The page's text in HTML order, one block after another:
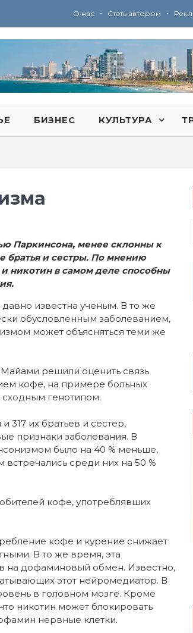
Ю
ридические услуги адвокатской коллегии «Эли Гервиц»: полное сопровождение на всех этапах
О нас • Стать автором •
БИЗНЕС КУЛЬТУРА
Паркинсона, менее склонны к
и сестры. По мнению
никотин в самом деле способны
известна ученым. В то же
обусловленным заболеванием,
может объясняться теми же
Майами решили оценить связь
кофе, на примере больных
генотипом.
317 их братьев и сестер,
признаки заболевания. В
было на 40 % меньше,
среди них на 50 %
кофе, употреблявших
кофе и курение снижает
В то же время, эта
на дофаминовый обмен. Известно,
этот нейромедиатор. В
в головном мозге. Кроме
никотин может блокировать
нервные клетки.